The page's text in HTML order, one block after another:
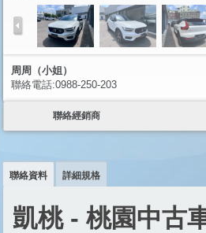
周周（小姐）
聯絡電話:0988-250-203
聯絡經銷商
聯絡資料 詳細規格
凱桃 - 桃園中古